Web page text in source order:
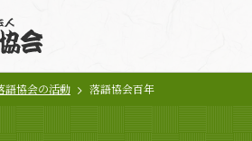
語協会の活動 落語協会百年